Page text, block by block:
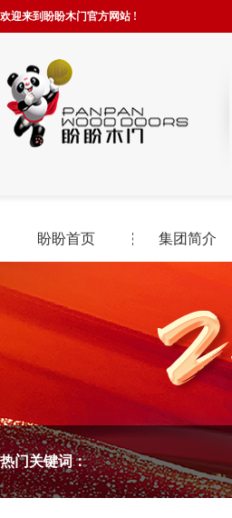
欢迎来到盼盼木门官方网站 !
盼盼首页 集团简介
热门关键词：